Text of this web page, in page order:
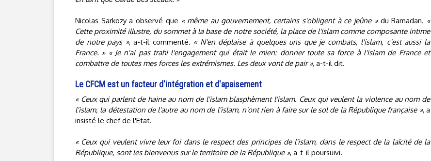
Nicolas Sarkozy a observé que « même au gouvernement, certains s'obligent à ce jeûne »du Ramadan. «
Cette proximité illustre, du sommet à la base de notre société, la place de l'islam comme composante intime
de notre pays », a-t-il commenté. « N'en déplaise à quelques uns que je combats, l'islam, c'est aussi la
France. » « Je n'ai pas trahi l'engagement qui était le mien: donner toute sa force à l'islam de France et
combattre de toutes mes forces les extrémismes. Les deux vont de pair », a-t-il dit.
Le CFCM est un facteur d'intégration et d'apaisement
« Ceux qui parlent de haine au nom de l'islam blasphèment l'islam. Ceux qui veulent la violence au nom de
l'islam, la détestation de l'autre au nom de l'islam, n'ont rien à faire sur le sol de la République française », a
insisté le chef de l'Etat.
« Ceux qui veulent vivre leur foi dans le respect des principes de l'islam, dans le respect de la laïcité de la
République, sont les bienvenus sur le territoire de la République », a-t-il poursuivi.